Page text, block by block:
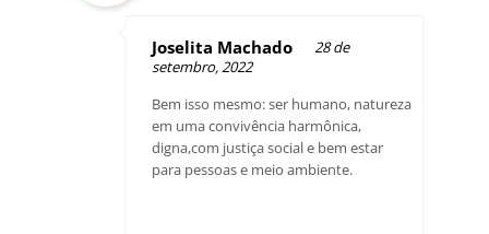
Joselita Machado
28 de
setembro, 2022
Bem isso mesmo: ser humano, natureza
em uma convivência harmônica,
digna,com justiça social e bem estar
para pessoas e meio ambiente.